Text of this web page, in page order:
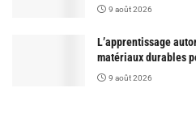
9 août 2026
L’apprentissage
matériaux durables
9 août 2026